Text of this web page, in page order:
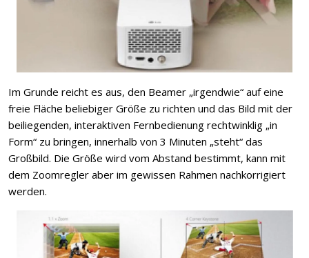
Im Grunde reicht es aus, den Beamer „irgendwie“ auf eine
freie Fläche beliebiger Größe zu richten und das Bild mit der
beiliegenden, interaktiven Fernbedienung rechtwinklig „in
Form“ zu bringen, innerhalb von 3 Minuten „steht“ das
Großbild. Die Größe wird vom Abstand bestimmt, kann mit
dem Zoomregler aber im gewissen Rahmen nachkorrigiert
werden.